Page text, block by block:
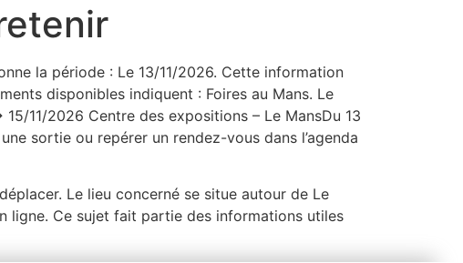
la période : Le 13/11/2026. Cette information
disponibles indiquent : Foires au Mans. Le
11/2026 Centre des expositions – Le MansDu 13
sortie ou repérer un rendez-vous dans l’agenda
Le lieu concerné se situe autour de Le
ligne. Ce sujet fait partie des informations utiles